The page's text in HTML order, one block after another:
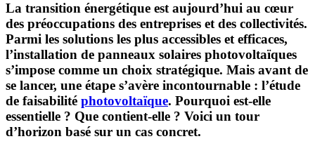
La transition énergétique est aujourd’hui au cœur
des préoccupations des entreprises et des collectivités.
Parmi les solutions les plus accessibles et efficaces,
l’installation de panneaux solaires photovoltaïques
s’impose comme un choix stratégique. Mais avant de
se lancer, une étape s’avère incontournable : l’étude
de faisabilité photovoltaïque. Pourquoi est-elle
essentielle ? Que contient-elle ? Voici un tour
d’horizon basé sur un cas concret.